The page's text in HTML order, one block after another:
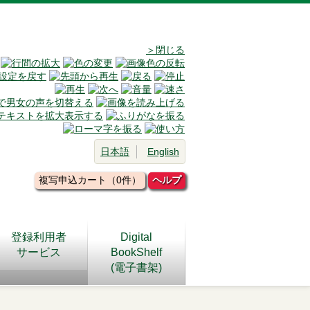
＞閉じる
日本語 English
複写申込カート（0件） ヘルプ
登録利用者
サービス
Digital
BookShelf
(電子書架)